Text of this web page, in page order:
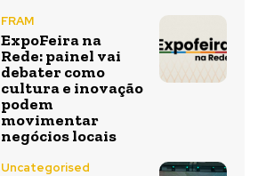
FRAM
ExpoFeira na
Rede: painel vai
debater como
cultura e inovação
podem
movimentar
negócios locais
Uncategorised